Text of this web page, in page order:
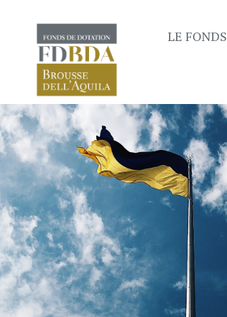
LE FONDS